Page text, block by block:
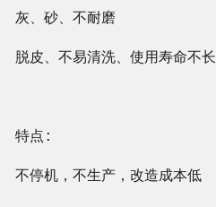
灰、砂、不耐磨
脱皮、不易清洗、使用寿命不长
特点:
不停机，不生产，改造成本低